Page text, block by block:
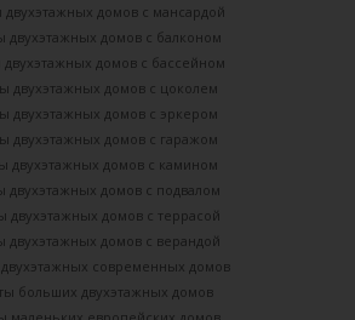
двухэтажных домов с мансардой
двухэтажных домов с балконом
домов с бассейном
двухэтажных домов с цоколем
двухэтажных домов с эркером
двухэтажных домов с гаражом
двухэтажных домов с камином
двухэтажных домов с подвалом
двухэтажных домов с террасой
двухэтажных домов с верандой
современных домов
больших двухэтажных домов